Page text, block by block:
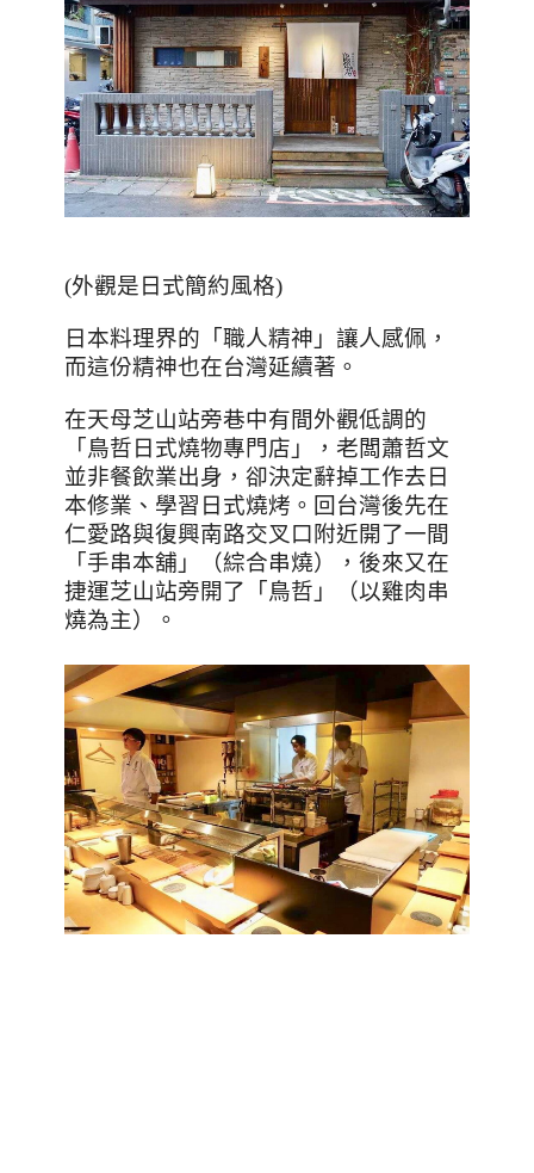
(外觀是日式簡約風格)
日本料理界的「職人精神」讓人感佩，
而這份精神也在台灣延續著。
在天母芝山站旁巷中有間外觀低調的
「鳥哲日式燒物專門店」，老闆蕭哲文
並非餐飲業出身，卻決定辭掉工作去日
本修業、學習日式燒烤。回台灣後先在
仁愛路與復興南路交叉口附近開了一間
「手串本舖」（綜合串燒），後來又在
捷運芝山站旁開了「鳥哲」（以雞肉串
燒為主）。